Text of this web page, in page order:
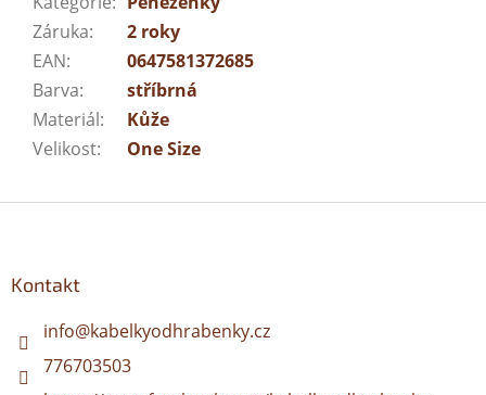
Záruka:
2 roky
EAN:
0647581372685
Barva:
stříbrná
Materiál:
Kůže
Velikost: One Size
Kontakt
info@kabelkyodhrabenky.cz
776703503